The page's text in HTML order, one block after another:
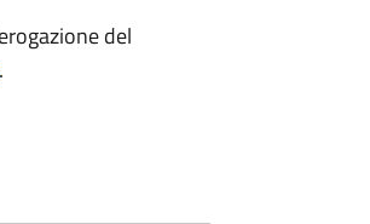
del
.